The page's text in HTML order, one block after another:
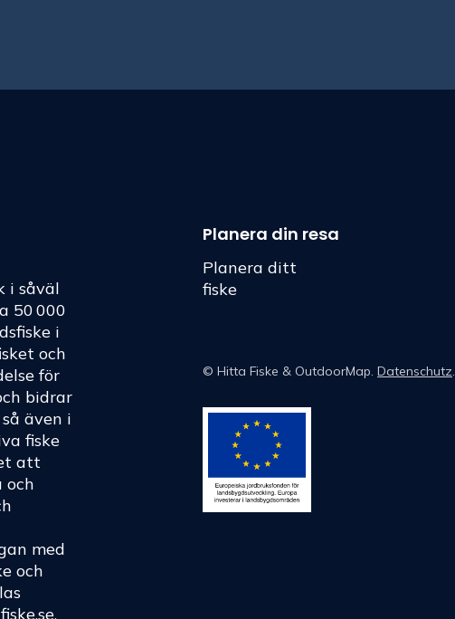
i såväl
50 000
i
och
för
bidrar
även i
fiske
att
och
med
och
.
Planera din resa
Planera ditt
fiske
© Hitta Fiske & OutdoorMap. Datenschutz.